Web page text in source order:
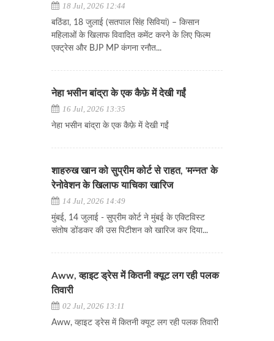
18 Jul, 2026 12:44
बठिंडा, 18 जुलाई (सतपाल सिंह सिवियां) – किसान
महिलाओं के खिलाफ विवादित कमेंट करने के लिए फिल्म
एक्ट्रेस और BJP MP कंगना रनौत...
नेहा भसीन बांद्रा के एक कैफ़े में देखी गईं
16 Jul, 2026 13:35
नेहा भसीन बांद्रा के एक कैफ़े में देखी गईं
शाहरुख खान को सुप्रीम कोर्ट से राहत, 'मन्नत' के
रेनोवेशन के खिलाफ याचिका खारिज
14 Jul, 2026 14:49
मुंबई, 14 जुलाई - सुप्रीम कोर्ट ने मुंबई के एक्टिविस्ट
संतोष डोंडकर की उस पिटीशन को खारिज कर दिया...
Aww, व्हाइट ड्रेस में कितनी क्यूट लग रही पलक
तिवारी
02 Jul, 2026 13:11
Aww, व्हाइट ड्रेस में कितनी क्यूट लग रही पलक तिवारी